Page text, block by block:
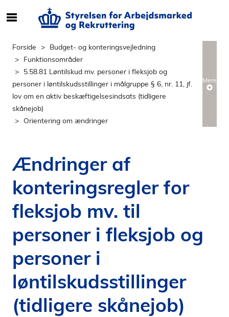
e
f
r
o
d
p
å
i
e
n
Forside
Budget- og konteringsvejledning
Funktionsområder
5.58.81 Løntilskud mv. personer i fleksjob og
personer i løntilskudsstillinger i målgruppe § 6, nr. 11, jf.
lov om en aktiv beskæftigelsesindsats (tidligere
skånejob)
Orientering om ændringer
Mere
Ændringer af
konteringsregler for
fleksjob mv. til
personer i fleksjob og
personer i
løntilskudsstillinger
(tidligere skånejob)